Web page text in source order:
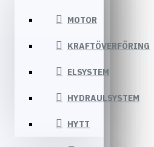
MOTOR
KRAFTÖVERFÖRING
ELSYSTEM
HYDRAULSYSTEM
HYTT